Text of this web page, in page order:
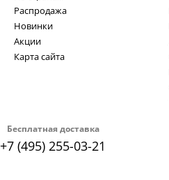
Бесплатная доставка
+7 (495) 255-03-21
Распродажа
Новинки
Акции
Карта сайта